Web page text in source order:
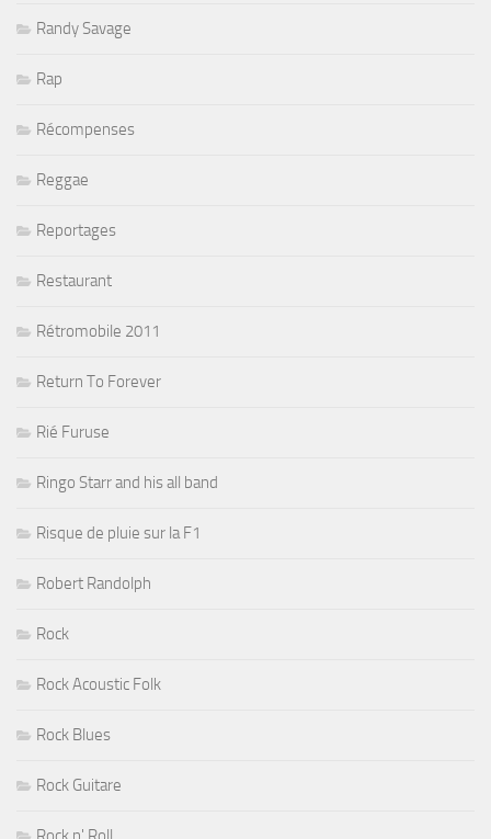
Randy Savage
Rap
Récompenses
Reggae
Reportages
Restaurant
Rétromobile 2011
Return To Forever
Rié Furuse
Ringo Starr and his all band
Risque de pluie sur la F1
Robert Randolph
Rock
Rock Acoustic Folk
Rock Blues
Rock Guitare